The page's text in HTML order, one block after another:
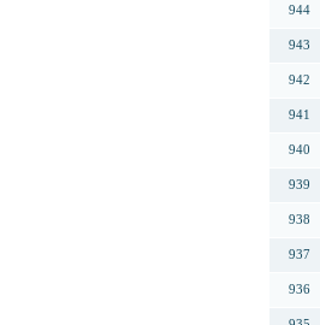
944
943
942
941
940
939
938
937
936